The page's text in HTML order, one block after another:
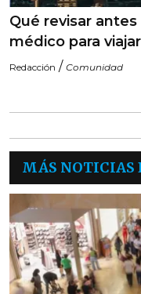
Qué revisar
médico para
Redacción / Comunidad
MÁS NOTICIAS